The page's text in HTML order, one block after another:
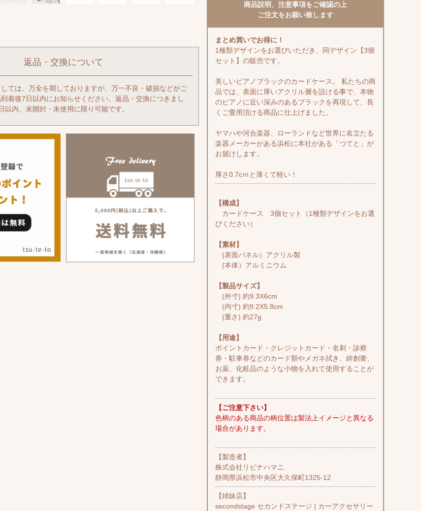
返品・交換について
ては、万全を期しておりますが、万一不良・破損などがご
着後7日以内にお知らせください。返品・交換につきまし
以内、未開封・未使用に限り可能です。
商品説明、注意事項をご確認の上
ご注文をお願い致します
まとめ買いでお得に！
1種類デザインをお選びいただき、同デザイン【3個
セット】の販売です。
美しいピアノブラックのカードケース。 私たちの商
品では、表面に厚いアクリル層を設ける事で、本物
のピアノに近い深みのあるブラックを再現して、長
くご愛用頂ける商品に仕上げました。
ヤマハや河合楽器、ローランドなど世界に名立たる
楽器メーカーがある浜松に本社がある「つてと」が
お届けします。
厚さ0.7cｍと薄くて軽い！
【構成】
カードケース 3個セット（1種類デザインをお選
びください）
【素材】
(表面パネル）アクリル製
(本体）アルミニウム
【製品サイズ】
(外寸) 約9.3X6cm
(内寸) 約9.2X5.8cm
(重さ) 約27g
【用途】
ポイントカード・クレジットカード・名刺・診察
券・駐車券などのカード類やメガネ拭き、絆創膏、
お薬、化粧品のような小物を入れて使用することが
できます。
【ご注意下さい】
色柄のある商品の柄位置は製法上イメージと異なる
場合があります。
【製造者】
株式会社リビナハマニ
静岡県浜松市中央区大久保町1325-12
【姉妹店】
secondstage セカンドステージ | カーアクセサリー